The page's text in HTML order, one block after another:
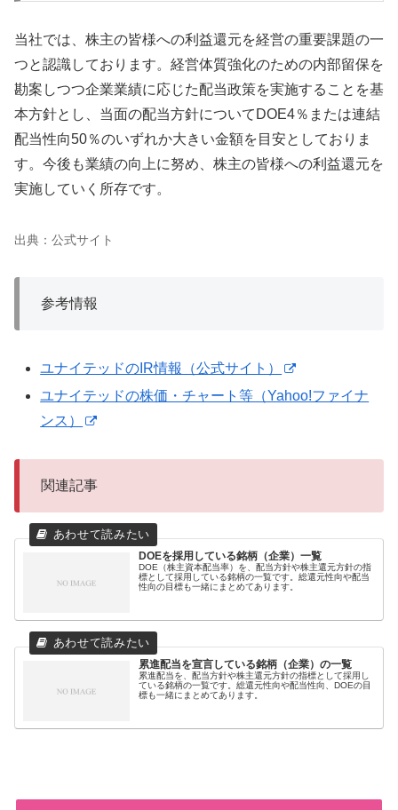
当社では、株主の皆様への利益還元を経営の重要課題の一
つと認識しております。経営体質強化のための内部留保を
勘案しつつ企業業績に応じた配当政策を実施することを基
本方針とし、当面の配当方針についてDOE4％または連結
配当性向50％のいずれか大きい金額を目安としておりま
す。今後も業績の向上に努め、株主の皆様への利益還元を
実施していく所存です。
出典：公式サイト
参考情報
ユナイテッドのIR情報（公式サイト）
ユナイテッドの株価・チャート等（Yahoo!ファイナ
ンス）
関連記事
DOEを採用している銘柄（企業）一覧
DOE（株主資本配当率）を、配当方針や株主還元方針の指
標として採用している銘柄の一覧です。総還元性向や配当
性向の目標も一緒にまとめてあります。
累進配当を宣言している銘柄（企業）の一覧
累進配当を、配当方針や株主還元方針の指標として採用し
ている銘柄の一覧です。総還元性向や配当性向、DOEの目
標も一緒にまとめてあります。